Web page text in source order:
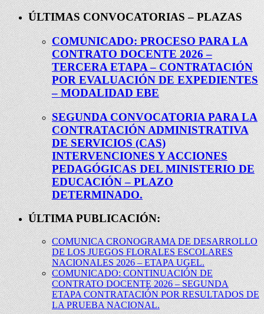
ÚLTIMAS CONVOCATORIAS – PLAZAS
COMUNICADO: PROCESO PARA LA
CONTRATO DOCENTE 2026 –
TERCERA ETAPA – CONTRATACIÓN
POR EVALUACIÓN DE EXPEDIENTES
– MODALIDAD EBE
SEGUNDA CONVOCATORIA PARA LA
CONTRATACIÓN ADMINISTRATIVA
DE SERVICIOS (CAS)
INTERVENCIONES Y ACCIONES
PEDAGÓGICAS DEL MINISTERIO DE
EDUCACIÓN – PLAZO
DETERMINADO.
ÚLTIMA PUBLICACIÓN:
COMUNICA CRONOGRAMA DE DESARROLLO
DE LOS JUEGOS FLORALES ESCOLARES
NACIONALES 2026 – ETAPA UGEL.
COMUNICADO: CONTINUACIÓN DE
CONTRATO DOCENTE 2026 – SEGUNDA
ETAPA CONTRATACIÓN POR RESULTADOS DE
LA PRUEBA NACIONAL.